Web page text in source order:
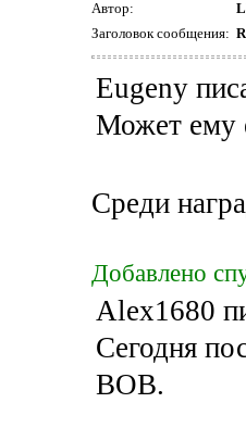
Автор:
Заголовок сообщения:
Eugeny
Может ему
Среди
Добавлено
Alex1680
Сегодня
ВОВ.